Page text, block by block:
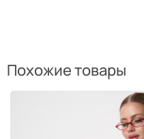
Похожие товары